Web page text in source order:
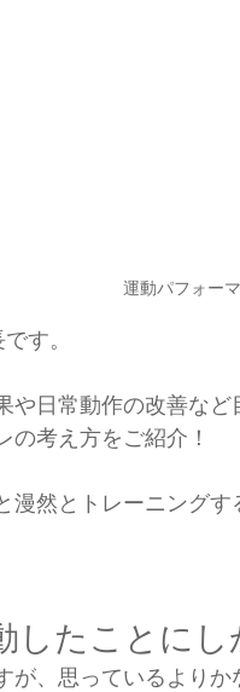
運動パフォー
す。
や日常動作の改善な
の考え方をご紹介！
漫然とトレーニングす
したことに
が、思っているより